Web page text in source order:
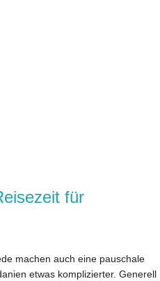
für
machen auch eine pauschale
etwas komplizierter. Generell